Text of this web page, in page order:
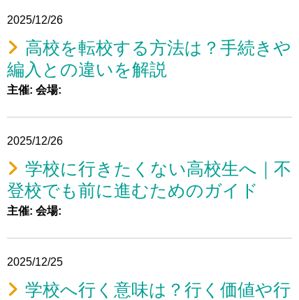
2025/12/26
高校を転校する方法は？手続きや
編入との違いを解説
主催: 会場:
2025/12/26
学校に行きたくない高校生へ｜不
登校でも前に進むためのガイド
主催: 会場:
2025/12/25
学校へ行く意味は？行く価値や行